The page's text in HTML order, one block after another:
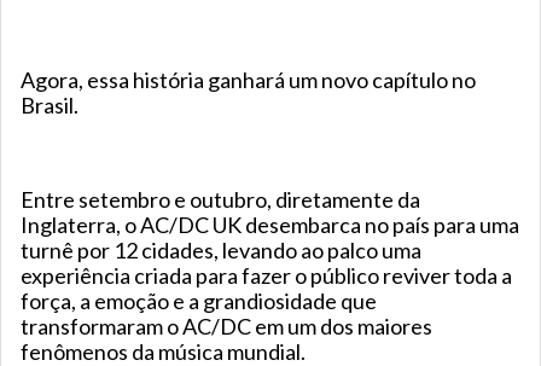
Agora, essa história ganhará um novo capítulo no
Brasil.
Entre setembro e outubro, diretamente da
Inglaterra, o AC/DC UK desembarca no país para uma
turnê por 12 cidades, levando ao palco uma
experiência criada para fazer o público reviver toda a
força, a emoção e a grandiosidade que
transformaram o AC/DC em um dos maiores
fenômenos da música mundial.